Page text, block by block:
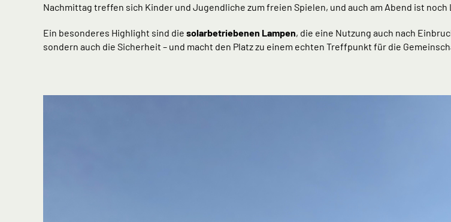
Nachmittag treffen sich Kinder und Jugendliche zum freien Spielen, und auch am Abend ist noch
Ein besonderes Highlight sind die solarbetriebenen Lampen, die eine Nutzung auch nach
sondern auch die Sicherheit – und macht den Platz zu einem echten Treffpunkt für die